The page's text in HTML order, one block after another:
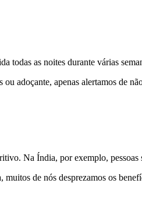
todas as noites durante várias
adoçante, apenas alertamos de
Na Índia, por exemplo,
de nós desprezamos os